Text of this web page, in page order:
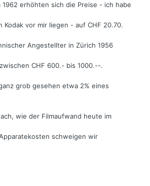
erhöhten sich die Preise - ich habe
Kodak vor mir liegen - auf CHF 20.70.
Angestellter in Zürich 1956
CHF 600.- bis 1000.--.
grob gesehen etwa 2% eines
wie der Filmaufwand heute im
schweigen wir